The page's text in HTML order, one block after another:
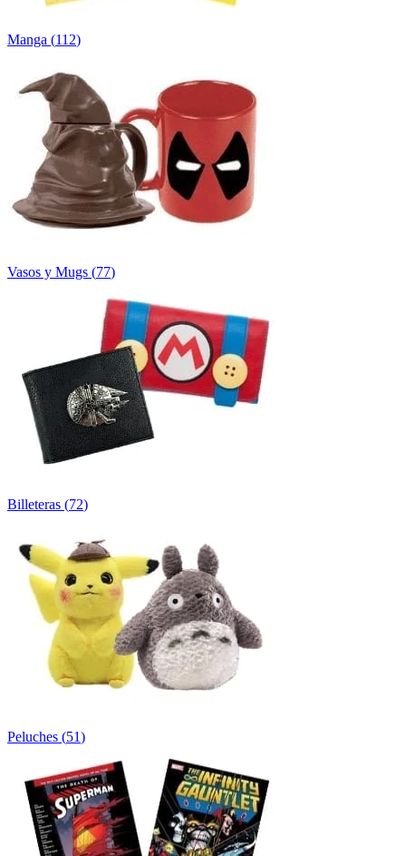
Manga (112)
Vasos y Mugs (77)
Billeteras (72)
Peluches (51)